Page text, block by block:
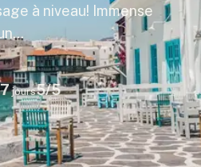
à niveau! Immense
7jours5/5